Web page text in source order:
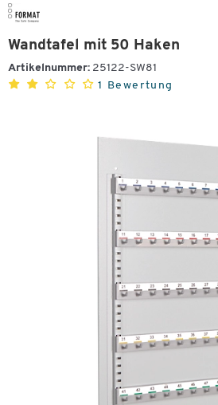
Wandtafel mit 50 Haken
Artikelnummer: 25122-SW81
1 Bewertung